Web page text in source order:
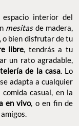
interior del
mesitas de madera,
o bien disfrutar de tu
libre, tendrás a tu
un rato agradable,
de la casa. Lo
se adapta a cualquier
casual, en la
en vivo, o en fin de